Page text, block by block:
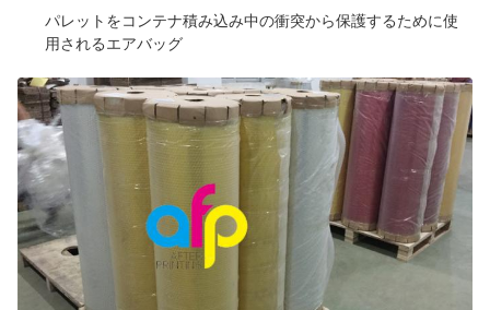
パレットをコンテナ積み込み中の衝突から保護するために使
用されるエアバッグ